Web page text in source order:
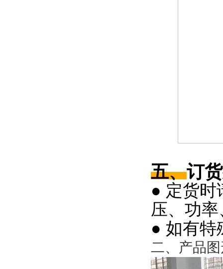
五、订
● 定货时
压、功
● 如有特
二、产品